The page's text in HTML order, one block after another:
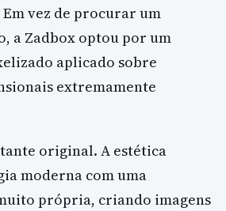
vez de procurar um
a Zadbox optou por um
aplicado sobre
extremamente
original. A estética
moderna com uma
própria, criando imagens